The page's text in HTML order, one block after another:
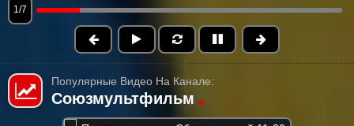
1/7
Популярные Видео На Канале:
Союзмультфильм